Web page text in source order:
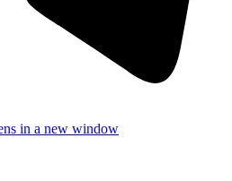
in a new window